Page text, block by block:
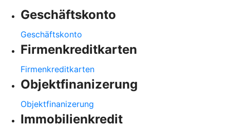
Geschäftskonto
Geschäftskonto
Firmenkreditkarten
Firmenkreditkarten
Objektfinanizerung
Objektfinanizerung
Immobilienkredit